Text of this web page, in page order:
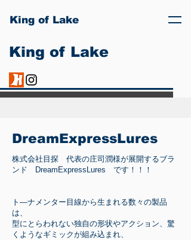
King of Lake
King of Lake
DreamExpressLures
株式会社目探 代表の庄司潤様が展開するブラ
ンド DreamExpressLures です！！！
ト―ナメンター目線から生まれる数々の製品
は、
型にとらわれない独自の形状やアクション、驚
くようなギミックが組み込まれ、